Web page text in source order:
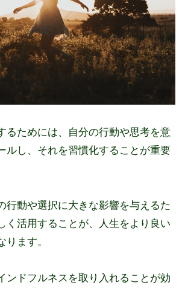
るためには、自分の行動や思考を意
ルし、それを習慣化することが重要
行動や選択に大きな影響を与えるた
く活用することが、人生をより良い
ます。
ンドフルネスを取り入れることが効